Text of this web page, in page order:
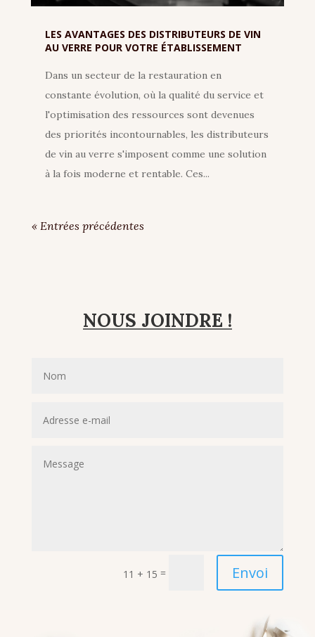
LES AVANTAGES DES DISTRIBUTEURS DE VIN
AU VERRE POUR VOTRE ÉTABLISSEMENT
Dans un secteur de la restauration en
constante évolution, où la qualité du service et
l'optimisation des ressources sont devenues
des priorités incontournables, les distributeurs
de vin au verre s'imposent comme une solution
à la fois moderne et rentable. Ces...
« Entrées précédentes
NOUS JOINDRE !
11 + 15 = Envoi